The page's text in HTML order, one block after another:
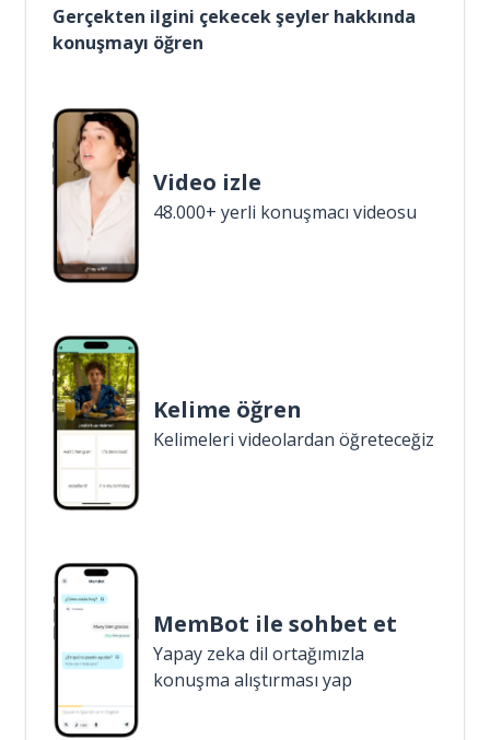
Gerçekten ilgini çekecek şeyler hakkında
konuşmayı öğren
Video izle
48.000+ yerli konuşmacı videosu
Kelime öğren
Kelimeleri videolardan öğreteceğiz
MemBot ile sohbet et
Yapay zeka dil ortağımızla
konuşma alıştırması yap